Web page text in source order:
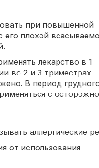
при повышенной
его плохой
лекарство в 1
во 2 и 3 триместрах
В период грудного
с
аллергические
от использования